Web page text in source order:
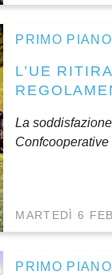
PRIMO PIANO
L’UE
La
MARTEDÌ 6
PRIMO PIANO